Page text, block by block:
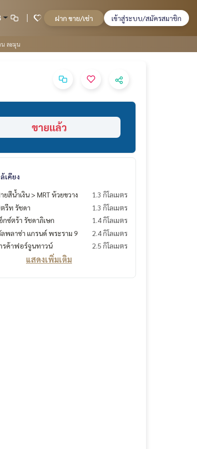
ฝาก ขาย/เช่า เข้าสู่ระบบ/สมัครสมาชิก
ละมุน
ขายแล้ว
เคียง
ยสีน้ำเงิน > MRT ห้วยขวาง
1.3 กิโลเมตร
รีท รัชดา
1.3 กิโลเมตร
กซ์ตร้า รัชดาภิเษก
1.4 กิโลเมตร
พลาซ่า แกรนด์ พระราม 9
2.4 กิโลเมตร
รค้าฟอร์จูนทาวน์
2.5 กิโลเมตร
แสดงเพิ่มเติม